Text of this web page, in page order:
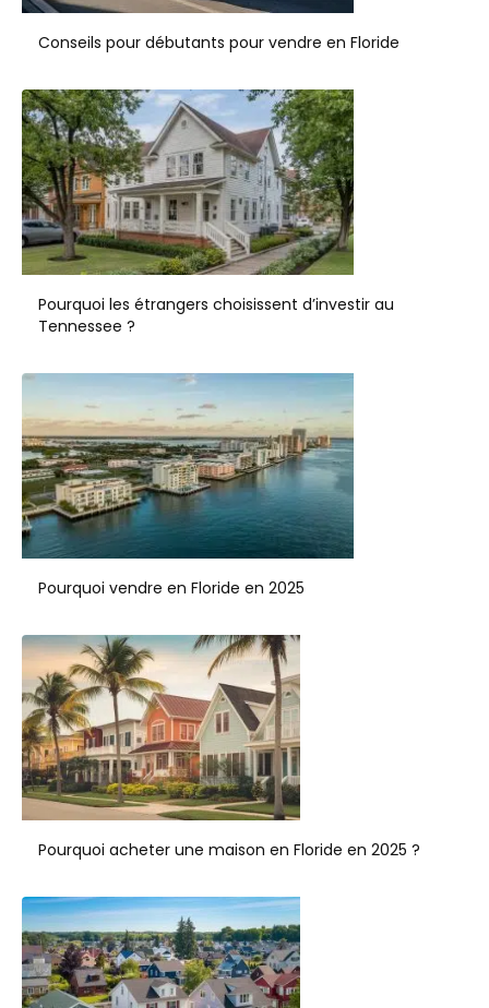
Conseils pour débutants pour vendre en Floride
Pourquoi les étrangers choisissent d’investir au
Tennessee ?
Pourquoi vendre en Floride en 2025
Pourquoi acheter une maison en Floride en 2025 ?